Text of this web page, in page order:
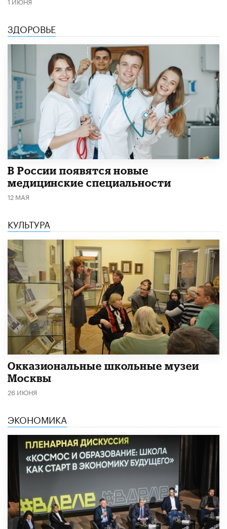
ЗДОРОВЬЕ
В России появятся новые
медицинские специальности
12 МАЯ
КУЛЬТУРА
​Окказиональные школьные музеи
Москвы
26 ИЮНЯ
ЭКОНОМИКА